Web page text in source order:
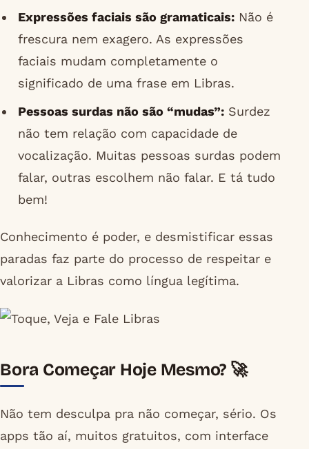
Expressões faciais são gramaticais:Não é
frescura nem exagero. As expressões
faciais mudam completamente o
significado de uma frase em Libras.
Pessoas surdas não são “mudas”:Surdez
não tem relação com capacidade de
vocalização. Muitas pessoas surdas podem
falar, outras escolhem não falar. E tá tudo
bem!
Conhecimento é poder, e desmistificar essas
paradas faz parte do processo de respeitar e
valorizar a Libras como língua legítima.
Bora Começar Hoje Mesmo? 🚀
Não tem desculpa pra não começar, sério. Os
apps tão aí, muitos gratuitos, com interface